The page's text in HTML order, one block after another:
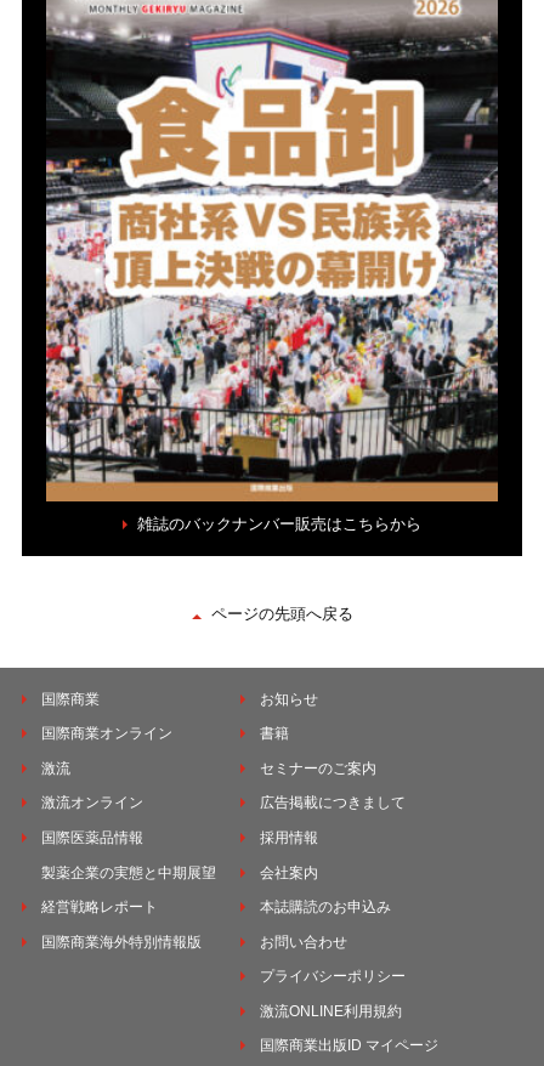
雑誌のバックナンバー販売はこちらから
ページの先頭へ戻る
国際商業
国際商業オンライン
激流
激流オンライン
国際医薬品情報
製薬企業の実態と中期展望
経営戦略レポート
国際商業海外特別情報版
お知らせ
書籍
セミナーのご案内
広告掲載につきまして
採用情報
会社案内
本誌購読のお申込み
お問い合わせ
プライバシーポリシー
激流ONLINE利用規約
国際商業出版ID マイページ